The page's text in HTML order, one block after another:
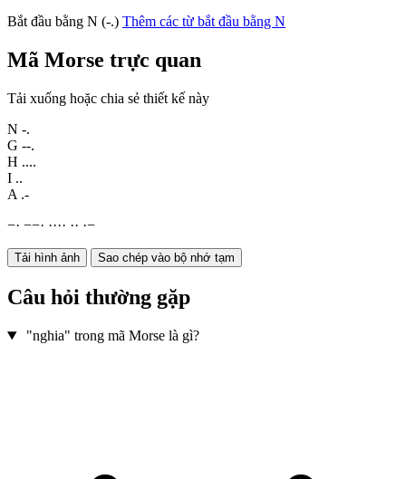
Bắt đầu bằng N (-.) Thêm các từ bắt đầu bằng N
Mã Morse trực quan
Tải xuống hoặc chia sẻ thiết kế này
N -.
G --.
H ....
I ..
A .-
−· −−· ···· ·· ·−
Tải hình ảnh Sao chép vào bộ nhớ tạm
Câu hỏi thường gặp
"nghia" trong mã Morse là gì?